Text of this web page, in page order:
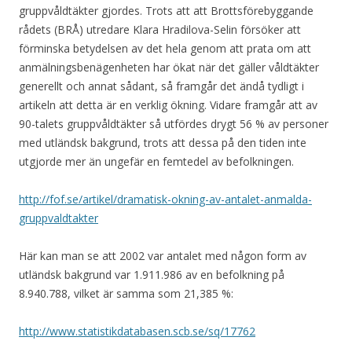
gruppvåldtäkter gjordes. Trots att att Brottsförebyggande
rådets (BRÅ) utredare Klara Hradilova-Selin försöker att
förminska betydelsen av det hela genom att prata om att
anmälningsbenägenheten har ökat när det gäller våldtäkter
generellt och annat sådant, så framgår det ändå tydligt i
artikeln att detta är en verklig ökning. Vidare framgår att av
90-talets gruppvåldtäkter så utfördes drygt 56 % av personer
med utländsk bakgrund, trots att dessa på den tiden inte
utgjorde mer än ungefär en femtedel av befolkningen.
http://fof.se/artikel/dramatisk-okning-av-antalet-anmalda-
gruppvaldtakter
Här kan man se att 2002 var antalet med någon form av
utländsk bakgrund var 1.911.986 av en befolkning på
8.940.788, vilket är samma som 21,385 %:
http://www.statistikdatabasen.scb.se/sq/17762